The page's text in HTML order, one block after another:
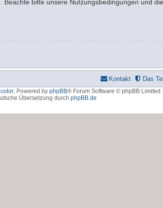
bitte unsere Nutzungsbedingungen und
Das
Kontakt
, Powered by phpBB® Forum Software © phpBB Limited
Übersetzung durch phpBB.de